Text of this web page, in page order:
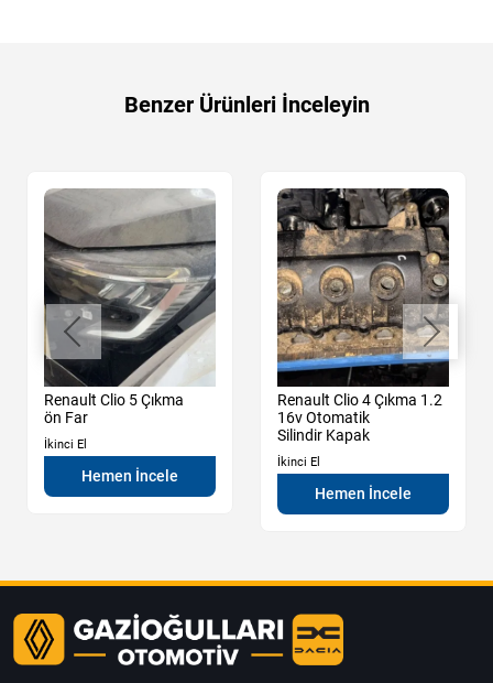
Benzer Ürünleri İnceleyin
Renault Clio 5 Çıkma
ön Far
İkinci El
Hemen İncele
Renault Clio 4 Çıkma 1.2
16v Otomatik
Silindir Kapak
İkinci El
Hemen İncele